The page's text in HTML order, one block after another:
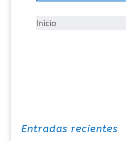
íInicio
Entradas recientes